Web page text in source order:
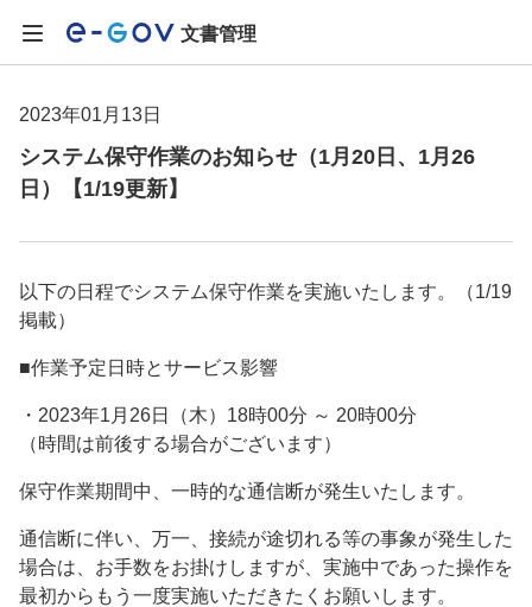
文書管理
2023年01月13日
システム保守作業のお知らせ（1月20日、1月26
日）【1/19更新】
以下の日程でシステム保守作業を実施いたします。（1/19
掲載）
■作業予定日時とサービス影響
・2023年1月26日（木）18時00分 ～ 20時00分
（時間は前後する場合がございます）
保守作業期間中、一時的な通信断が発生いたします。
通信断に伴い、万一、接続が途切れる等の事象が発生した
場合は、お手数をお掛けしますが、実施中であった操作を
最初からもう一度実施いただきたくお願いします。